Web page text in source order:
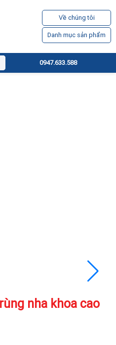
Về chúng tôi
Danh mục sản phẩm
0947.633.588
nha khoa cao